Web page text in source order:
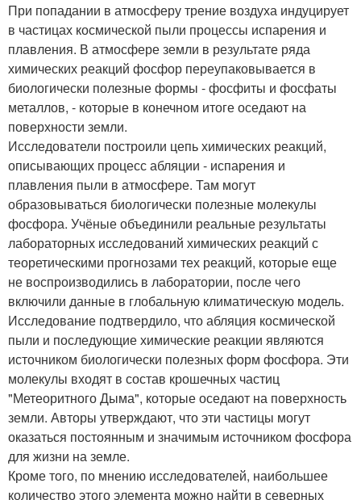
При попадании в атмосферу трение воздуха индуцирует
в частицах космической пыли процессы испарения и
плавления. В атмосфере земли в результате ряда
химических реакций фосфор переупаковывается в
биологически полезные формы - фосфиты и фосфаты
металлов, - которые в конечном итоге оседают на
поверхности земли.
Исследователи построили цепь химических реакций,
описывающих процесс абляции - испарения и
плавления пыли в атмосфере. Там могут
образовываться биологически полезные молекулы
фосфора. Учёные объединили реальные результаты
лабораторных исследований химических реакций с
теоретическими прогнозами тех реакций, которые еще
не воспроизводились в лаборатории, после чего
включили данные в глобальную климатическую модель.
Исследование подтвердило, что абляция космической
пыли и последующие химические реакции являются
источником биологически полезных форм фосфора. Эти
молекулы входят в состав крошечных частиц
"Метеоритного Дыма", которые оседают на поверхность
земли. Авторы утверждают, что эти частицы могут
оказаться постоянным и значимым источником фосфора
для жизни на земле.
Кроме того, по мнению исследователей, наибольшее
количество этого элемента можно найти в северных